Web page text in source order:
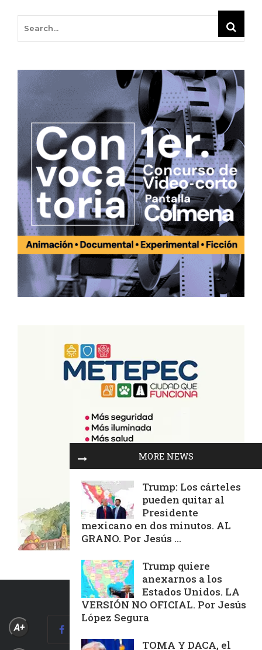
MORE NEWS
Trump: Los cárteles
pueden quitar al
Presidente
mexicano en dos minutos. AL
GRANO. Por Jesús ...
Trump quiere
anexarnos a los
Estados Unidos. LA
VERSIÓN NO OFICIAL. Por Jesús
López Segura
TOMA Y DACA, el
A+